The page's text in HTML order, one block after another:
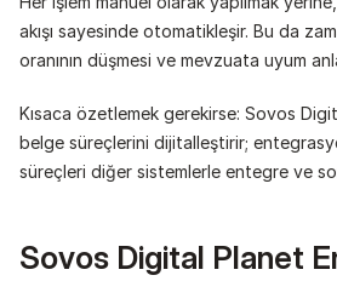
akışı sayesinde otomatikleşir. Bu da
oranının düşmesi ve mevzuata uyum
Kısaca özetlemek gerekirse: Sovos
belge süreçlerini dijitalleştirir;
süreçleri diğer sistemlerle entegre ve
Sovos Digital Planet